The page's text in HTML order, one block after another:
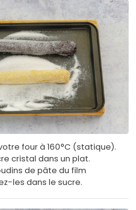
four à 160°C (statique).
cristal dans un plat.
de pâte du film
les dans le sucre.